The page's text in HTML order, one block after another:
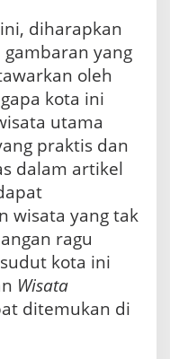
diharapkan
yang
oleh
kota ini
utama
praktis dan
dalam artikel
wisata yang tak
ragu
kota ini
Wisata
ditemukan di